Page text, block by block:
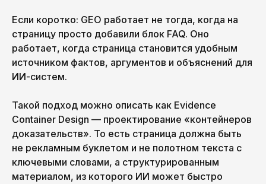
Если коротко: GEO работает не тогда, когда на
страницу просто добавили блок FAQ. Оно
работает, когда страница становится удобным
источником фактов, аргументов и объяснений для
ИИ-систем.
Такой подход можно описать как Evidence
Container Design — проектирование «контейнеров
доказательств». То есть страница должна быть
не рекламным буклетом и не полотном текста с
ключевыми словами, а структурированным
материалом, из которого ИИ может быстро